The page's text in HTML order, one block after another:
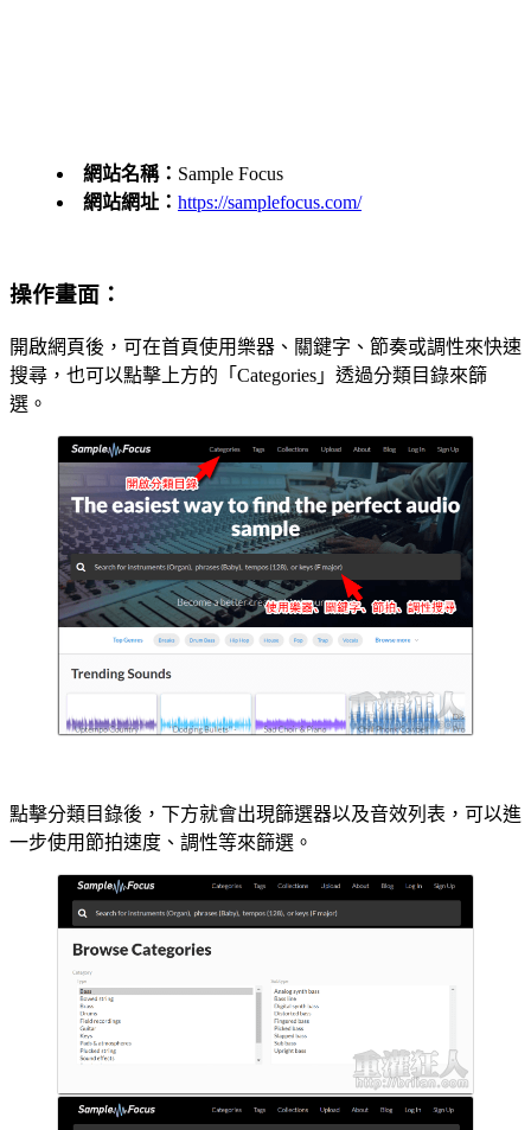
網站名稱： Sample Focus
網站網址： https://samplefocus.com/
操作畫面：
開啟網頁後，可在首頁使用樂器、關鍵字、節奏或調性來快速
搜尋，也可以點擊上方的「Categories」透過分類目錄來篩
選。
點擊分類目錄後，下方就會出現篩選器以及音效列表，可以進
一步使用節拍速度、調性等來篩選。